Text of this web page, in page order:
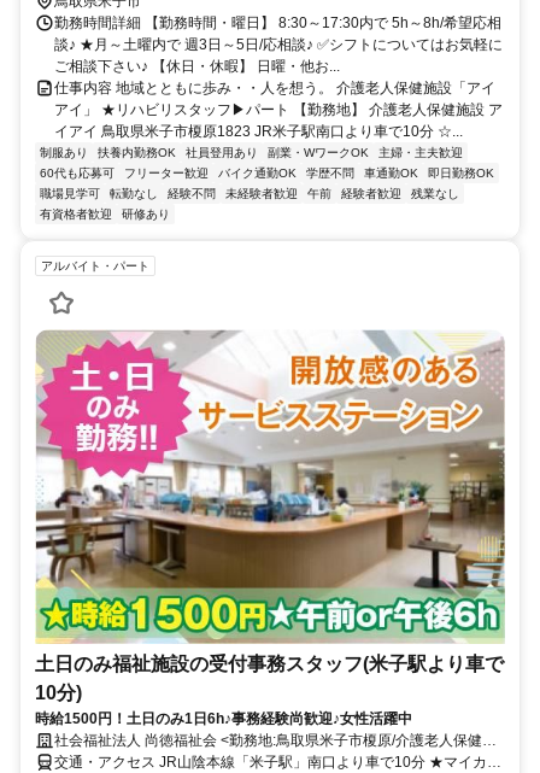
勤務時間詳細 【勤務時間・曜日】 8:30～17:30内で 5h～8h/希望応相
談♪ ★月～土曜内で 週3日～5日/応相談♪ ✅シフトについてはお気軽に
ご相談下さい♪ 【休日・休暇】 日曜・他お...
仕事内容 地域とともに歩み・・人を想う。 介護老人保健施設「アイ
アイ」 ★リハビリスタッフ▶パート 【勤務地】 介護老人保健施設 ア
イアイ 鳥取県米子市榎原1823 JR米子駅南口より車で10分 ☆...
制服あり 扶養内勤務OK 社員登用あり 副業・WワークOK
主婦・主夫歓迎
60代も応募可
フリーター歓迎 バイク通勤OK 学歴不問 車通勤OK
即日勤務OK
職場見学可
転勤なし 経験不問 未経験者歓迎 午前 経験者歓迎
残業なし
有資格者歓迎
研修あり
アルバイト・パート
土日のみ福祉施設の受付事務スタッフ(米子駅より車で
10分)
時給1500円！土日のみ1日6h♪事務経験尚歓迎♪女性活躍中
社会福祉法人 尚徳福祉会 <勤務地:鳥取県米子市榎原/介護老人保健施
設アイアイ>
交通・アクセス JR山陰本線「米子駅」南口より車で10分 ★マイカー